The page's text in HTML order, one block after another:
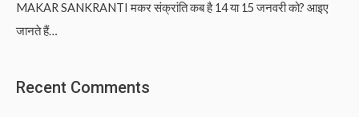
MAKAR SANKRANTI मकर संक्रांति कब है 14 या 15 जनवरी को? आइए
जानते हैं…
Recent Comments